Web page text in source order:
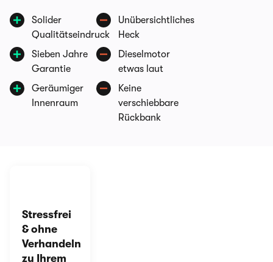
Solider
Qualitätseindruck
Sieben Jahre
Garantie
Geräumiger
Innenraum
Unübersichtliches
Heck
Dieselmotor
etwas laut
Keine
verschiebbare
Rückbank
Stressfrei
& ohne
Verhandeln
zu Ihrem